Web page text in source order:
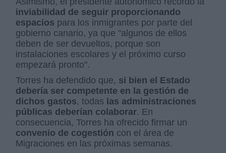
inviabilidad de seguir proporcionando
espacios para los inmigrantes por parte del
gobierno canario, ya que "algunos de ellos
deben de ser devueltos, porque son
instalaciones escolares y el próximo curso
empezará pronto".
Torres ha defendido que, si bien el Estado
debería ser competente en la gestión de
dichos gastos, todas las administraciones
públicas deberían colaborar. En
consecuencia, Torres ha ofrecido firmar un
convenio de cogestión con el área de
Migraciones en las próximas semanas.